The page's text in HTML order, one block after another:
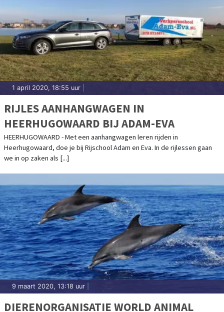
1 april 2020, 18:55 uur
RIJLES AANHANGWAGEN IN
HEERHUGOWAARD BIJ ADAM-EVA
HEERHUGOWAARD - Met een aanhangwagen leren rijden in
Heerhugowaard, doe je bij Rijschool Adam en Eva. In de rijlessen gaan
we in op zaken als [...]
9 maart 2020, 13:18 uur
DIERENORGANISATIE WORLD ANIMAL